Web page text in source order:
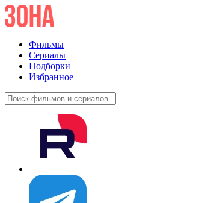
Фильмы
Сериалы
Подборки
Избранное